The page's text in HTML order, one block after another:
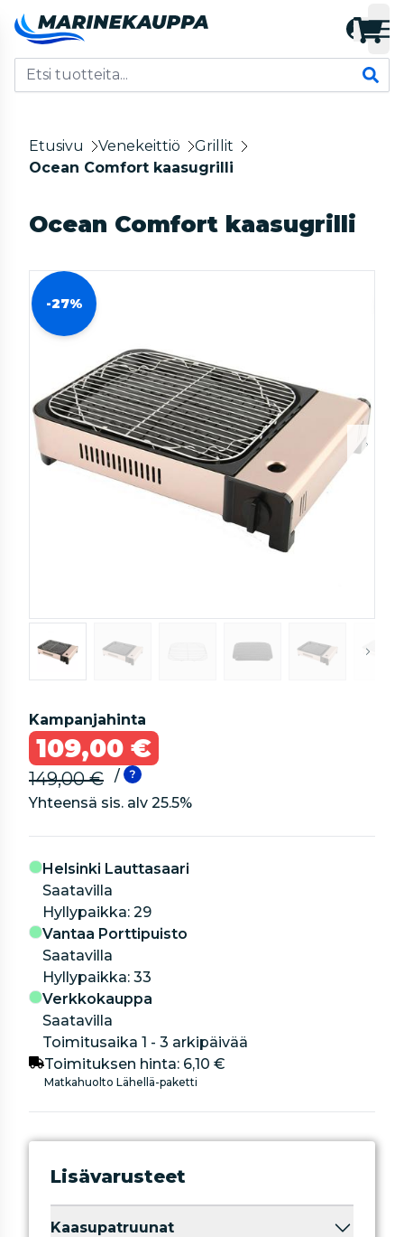
Etusivu Venekeittiö
Grillit
Ocean Comfort kaasugrilli
Ocean Comfort kaasugrilli
-27%
Kampanjahinta
109,00 €
149,00 €
/
Yhteensä sis. alv 25.5%
Helsinki Lauttasaari
Saatavilla
hyllypaikka: 29
Vantaa Porttipuisto
Saatavilla
hyllypaikka: 33
Verkkokauppa
Saatavilla
Toimitusaika 1 - 3 arkipäivää
Toimituksen hinta: 6,10 €
Matkahuolto Lähellä-paketti
Lisävarusteet
Kaasupatruunat